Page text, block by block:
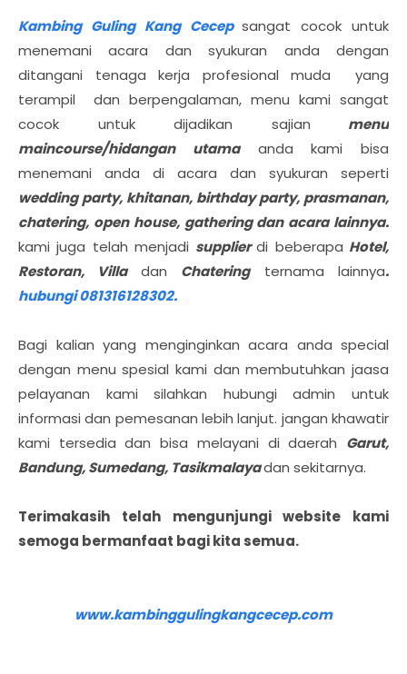
Kambing Guling Kang Cecepsangat cocok untuk
menemani acara dan syukuran anda dengan
ditangani tenaga kerja profesional muda yang
terampil dan berpengalaman, menu kami sangat
cocok untuk dijadikan sajian menu
maincourse/hidangan utamaanda kami bisa
menemani anda di acara dan syukuran seperti
wedding party, khitanan, birthday party, prasmanan,
chatering, open house, gathering dan acara lainnya.
kami juga telah menjadi supplierdi beberapa Hotel,
Restoran, Villa dan Chateringternama lainnya.
hubungi 081316128302.
Bagi kalian yang menginginkan acara anda special
dengan menu spesial kami dan membutuhkan jaasa
pelayanan kami silahkan hubungi admin untuk
informasi dan pemesanan lebih lanjut. jangan khawatir
kami tersedia dan bisa melayani di daerah Garut,
Bandung, Sumedang, Tasikmalayadan sekitarnya.
Terimakasih telah mengunjungi website kami
semoga bermanfaat bagi kita semua.
www.kambinggulingkangcecep.com